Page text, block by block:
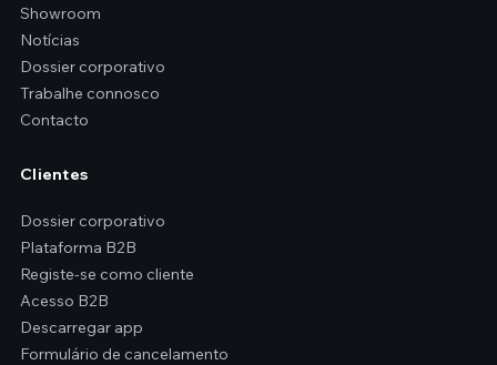
Showroom
Notícias
Dossier corporativo
Trabalhe connosco
Contacto
Clientes
Dossier corporativo
Plataforma B2B
Registe-se como cliente
Acesso B2B
Descarregar app
Formulário de cancelamento